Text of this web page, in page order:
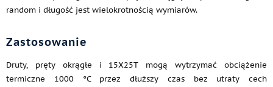
random i długość jest wielokrotnością wymiarów.
Zastosowanie
Druty, pręty okrągłe i 15Х25Т mogą wytrzymać obciążenie
termiczne 1000 °C przez dłuższy czas bez utraty cech